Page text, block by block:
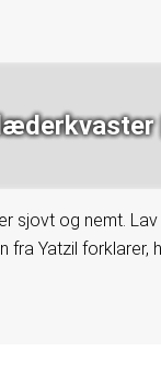
sjovt og nemt.
fra Yatzil